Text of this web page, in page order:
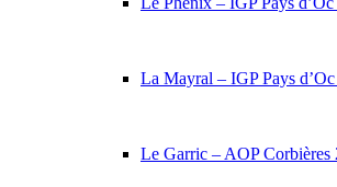
La Mayral – IGP Pays
Le Garric – AOP Corbières